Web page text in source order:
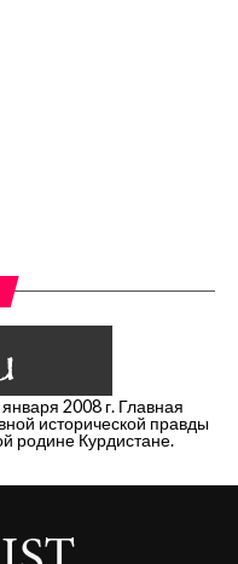
2008 г. Главная
исторической правды
родине Курдистане.